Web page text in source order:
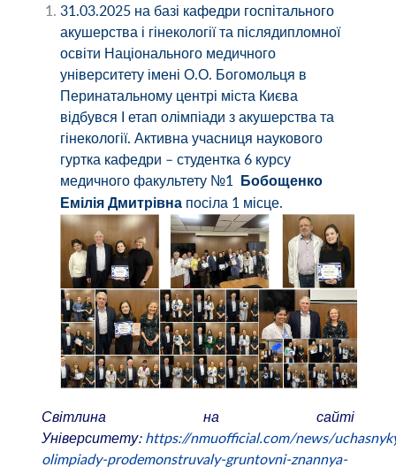
31.03.2025 на базі кафедри госпітального
акушерства і гінекології та післядипломної
освіти Національного медичного
університету імені О.О. Богомольця в
Перинатальному центрі міста Києва
відбувся І етап олімпіади закушерствата
гінекології. Активна учасниця наукового
гуртка кафедри – студентка 6 курсу
медичного факультету №1Бобощенко
Емілія Дмитрівнапосіла 1 місце.
Світлина на
сайті
Університету:https://nmuofficial.com/news/
olimpiady-prodemonstruvaly-gruntovni-znannya-